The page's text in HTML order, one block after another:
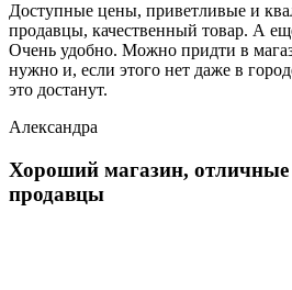
Доступные цены, приветливые и
продавцы, качественный товар. А
Очень удобно. Можно придти в
нужно и, если этого нет даже в
это достанут.
Александра
Хороший магазин,
продавцы